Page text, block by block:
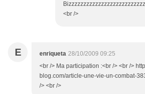
<br />
E enriqueta 28/10/2009 09:25
<br /> Ma participation :<br /> <br />
blog.com/article-une-vie-un-combat-
/> <br />